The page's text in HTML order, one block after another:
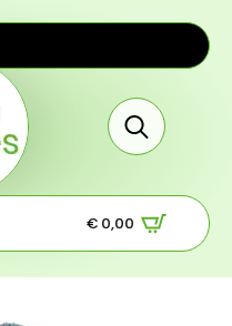
for:
€ 0,00